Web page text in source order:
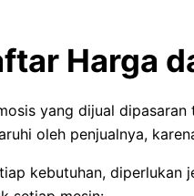
Harga
yang dijual
oleh penjualnya,
kebutuhan, diperlukan